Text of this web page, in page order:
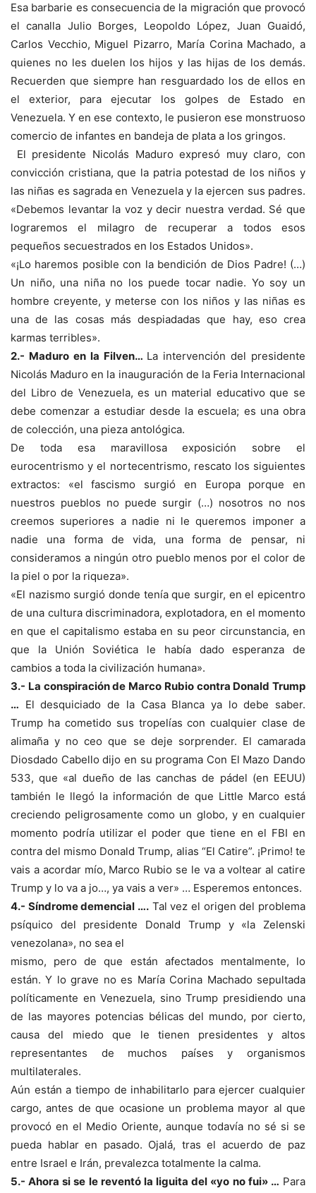
Esa barbarie es consecuencia de la migración que provocó
el canalla Julio Borges, Leopoldo López, Juan Guaidó,
Carlos Vecchio, Miguel Pizarro, María Corina Machado, a
quienes no les duelen los hijos y las hijas de los demás.
Recuerden que siempre han resguardado los de ellos en
el exterior, para ejecutar los golpes de Estado en
Venezuela. Y en ese contexto, le pusieron ese monstruoso
comercio de infantes en bandeja de plata a los gringos.
El presidente Nicolás Maduro expresó muy claro, con
convicción cristiana, que la patria potestad de los niños y
las niñas es sagrada en Venezuela y la ejercen sus padres.
«Debemos levantar la voz y decir nuestra verdad. Sé que
lograremos el milagro de recuperar a todos esos
pequeños secuestrados en los Estados Unidos».
«¡Lo haremos posible con la bendición de Dios Padre! (…)
Un niño, una niña no los puede tocar nadie. Yo soy un
hombre creyente, y meterse con los niños y las niñas es
una de las cosas más despiadadas que hay, eso crea
karmas terribles».
2.- Maduro en la Filven… La intervención del presidente
Nicolás Maduro en la inauguración de la Feria Internacional
del Libro de Venezuela, es un material educativo que se
debe comenzar a estudiar desde la escuela; es una obra
de colección, una pieza antológica.
De toda esa maravillosa exposición sobre el
eurocentrismo y el nortecentrismo, rescato los siguientes
extractos: «el fascismo surgió en Europa porque en
nuestros pueblos no puede surgir (…) nosotros no nos
creemos superiores a nadie ni le queremos imponer a
nadie una forma de vida, una forma de pensar, ni
consideramos a ningún otro pueblo menos por el color de
la piel o por la riqueza».
«El nazismo surgió donde tenía que surgir, en el epicentro
de una cultura discriminadora, explotadora, en el momento
en que el capitalismo estaba en su peor circunstancia, en
que la Unión Soviética le había dado esperanza de
cambios a toda la civilización humana».
3.- La conspiración de Marco Rubio contra Donald Trump
… El desquiciado de la Casa Blanca ya lo debe saber.
Trump ha cometido sus tropelías con cualquier clase de
alimaña y no ceo que se deje sorprender. El camarada
Diosdado Cabello dijo en su programa Con El Mazo Dando
533, que «al dueño de las canchas de pádel (en EEUU)
también le llegó la información de que Little Marco está
creciendo peligrosamente como un globo, y en cualquier
momento podría utilizar el poder que tiene en el FBI en
contra del mismo Donald Trump, alias “El Catire”. ¡Primo! te
vais a acordar mío, Marco Rubio se le va a voltear al catire
Trump y lo va a jo…, ya vais a ver» … Esperemos entonces.
4.- Síndrome demencial …. Tal vez el origen del problema
psíquico del presidente Donald Trump y «la Zelenski
venezolana», no sea el
mismo, pero de que están afectados mentalmente, lo
están. Y lo grave no es María Corina Machado sepultada
políticamente en Venezuela, sino Trump presidiendo una
de las mayores potencias bélicas del mundo, por cierto,
causa del miedo que le tienen presidentes y altos
representantes de muchos países y organismos
multilaterales.
Aún están a tiempo de inhabilitarlo para ejercer cualquier
cargo, antes de que ocasione un problema mayor al que
provocó en el Medio Oriente, aunque todavía no sé si se
pueda hablar en pasado. Ojalá, tras el acuerdo de paz
entre Israel e Irán, prevalezca totalmente la calma.
5.- Ahora si se le reventó la liguita del «yo no fui» … Para